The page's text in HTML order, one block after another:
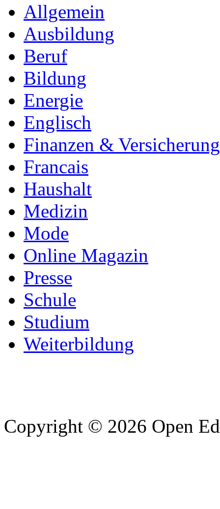
Allgemein
Ausbildung
Beruf
Bildung
Energie
Englisch
Finanzen &
Francais
Haushalt
Medizin
Mode
Online Magazin
Presse
Schule
Studium
Weiterbildung
Copyright © 2026 Open